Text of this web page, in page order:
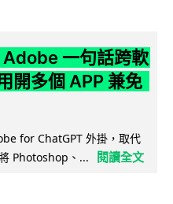
一句話跨軟
開多個 APP 兼免
for ChatGPT 外掛，取代
Photoshop、...
閱讀全文